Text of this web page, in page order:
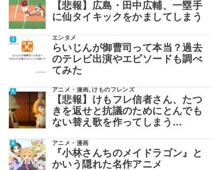
【悲報】広島・田中広輔、一塁手
に仙タイキックをかましてしまう
エンタメ
らいじんが御曹司って本当？過去
のテレビ出演やエピソードも調べ
てみた
アニメ・漫画, けものフレンズ
【悲報】けもフレ信者さん、たつ
きを返せと抗議のためにとんでも
ない替え歌を作ってしまう…
アニメ・漫画
『小林さんちのメイドラゴン』と
かいう隠れた名作アニメ